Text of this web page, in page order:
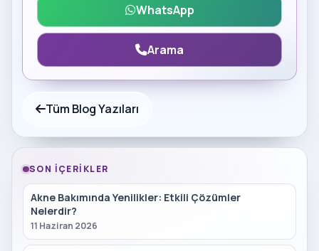
WhatsApp
Arama
Tüm Blog Yazıları
SON İÇERIKLER
Akne Bakımında Yenilikler: Etkili Çözümler
Nelerdir?
11 Haziran 2026